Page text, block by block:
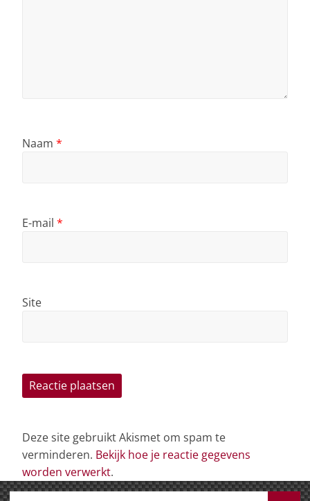
Naam *
E-mail *
Site
Deze site gebruikt Akismet om spam te
verminderen. Bekijk hoe je reactie gegevens
worden verwerkt.